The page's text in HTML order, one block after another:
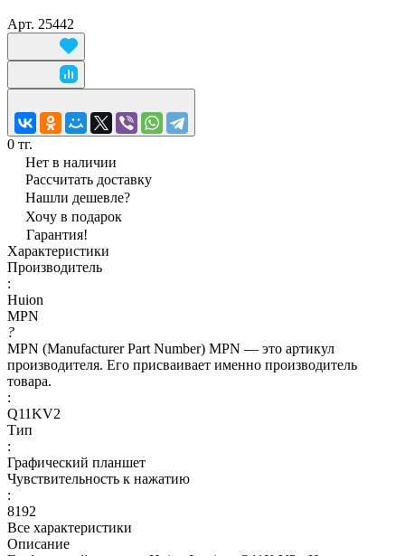
Арт. 25442
0 тг.
Нет в наличии
Рассчитать доставку
Нашли дешевле?
Хочу в подарок
Гарантия!
Характеристики
Производитель
:
Huion
MPN
?
MPN (Manufacturer Part Number) MPN — это артикул
производителя. Его присваивает именно производитель
товара.
:
Q11KV2
Тип
:
Графический планшет
Чувствительность к нажатию
:
8192
Все характеристики
Описание